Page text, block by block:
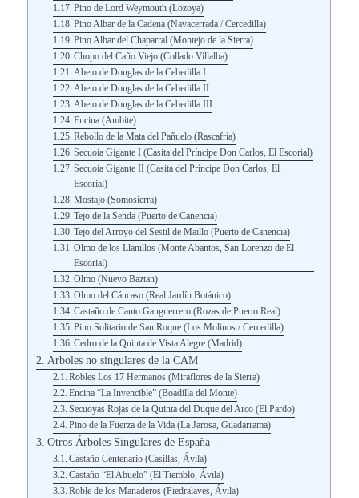
Pino de Lord Weymouth (Lozoya)
Pino Albar de la Cadena (Navacerrada / Cercedilla)
Pino Albar del Chaparral (Montejo de la Sierra)
Chopo del Caño Viejo (Collado Villalba)
Abeto de Douglas de la Cebedilla I
Abeto de Douglas de la Cebedilla II
Abeto de Douglas de la Cebedilla III
Encina (Ambite)
Rebollo de la Mata del Pañuelo (Rascafría)
Secuoia Gigante I (Casita del Príncipe Don Carlos, El Escorial)
Secuoia Gigante II (Casita del Príncipe Don Carlos, El
Escorial)
Mostajo (Somosierra)
Tejo de la Senda (Puerto de Canencia)
Tejo del Arroyo del Sestil de Maillo (Puerto de Canencia)
Olmo de los Llanillos (Monte Abantos, San Lorenzo de El
Escorial)
Olmo (Nuevo Baztan)
Olmo del Cáucaso (Real Jardín Botánico)
Castaño de Canto Ganguerrero (Rozas de Puerto Real)
Pino Solitario de San Roque (Los Molinos / Cercedilla)
Cedro de la Quinta de Vista Alegre (Madrid)
Arboles no singulares de la CAM
Robles Los 17 Hermanos (Miraflores de la Sierra)
Encina “La Invencible” (Boadilla del Monte)
Secuoyas Rojas de la Quinta del Duque del Arco (El Pardo)
Pino de la Fuerza de la Vida (La Jarosa, Guadarrama)
Otros Árboles Singulares de España
Castaño Centenario (Casillas, Ávila)
Castaño “El Abuelo” (El Tiemblo, Ávila)
Roble de los Manaderos (Piedralaves, Ávila)